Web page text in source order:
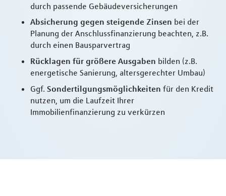
durch passende Gebäudeversicherungen
Absicherung gegen steigende Zinsen bei der
Planung der Anschlussfinanzierung beachten, z.B.
durch einen Bausparvertrag
Rücklagen für größere Ausgaben bilden (z.B.
energetische Sanierung, altersgerechter Umbau)
Ggf. Sondertilgungsmöglichkeiten für den Kredit
nutzen, um die Laufzeit Ihrer
Immobilienfinanzierung zu verkürzen